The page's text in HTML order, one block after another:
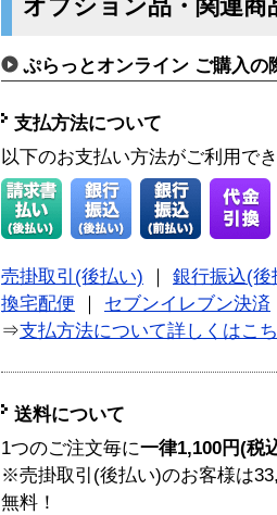
オプション品・関連商
ぷらっとオンライン ご購入の
支払方法について
以下のお支払い方法がご利用で
売掛取引(後払い)
銀行振込(後
換宅配便
セブンイレブン決済
⇒支払方法について詳しくはこ
送料について
1つのご注文毎に一律1,100円(税
※売掛取引(後払い)のお客様は
無料！